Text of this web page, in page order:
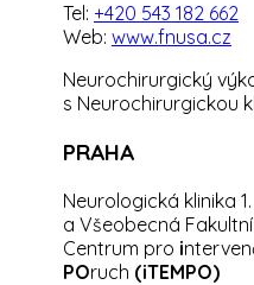
Tel: +420 543 182 662
Web: www.fnusa.cz
Neurochirurgický
s Neurochirurgickou
PRAHA
Neurologická klinika
a Všeobecná
Centrum pro i
POruch (iTEMPO)